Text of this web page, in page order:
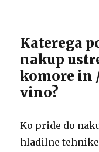
Katerega
nakup
komore in
vino?
Ko pride do
hladilne